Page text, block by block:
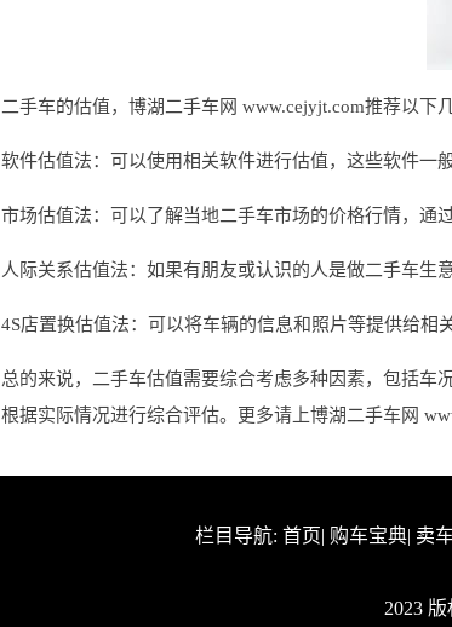
二手车的估值，博湖二手车网 www.cejyjt.com推荐以下
软件估值法：可以使用相关软件进行估值，这些软件一
市场估值法：可以了解当地二手车市场的价格行情，通
人际关系估值法：如果有朋友或认识的人是做二手车生
4S店置换估值法：可以将车辆的信息和照片等提供给相
总的来说，二手车估值需要综合考虑多种因素，包括车
根据实际情况进行综合评估。更多请上博湖二手车网
栏目导航: 首页| 购车宝典| 卖
2023